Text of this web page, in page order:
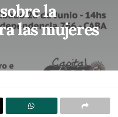
la
las mujeres